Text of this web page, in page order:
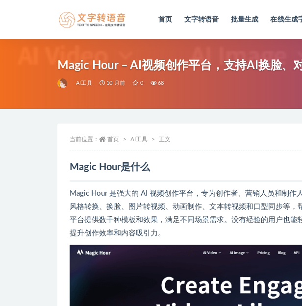
首页 文字转语音 批量生成 在线生成
Magic Hour – AI视频创作平台，支持AI换脸、
AI工具 10 月前 0 68
当前位置： 首页 AI工具 正文
Magic Hour是什么
Magic Hour 是强大的 AI 视频创作平台，专为创作者、营销人员和制作
风格转换、换脸、图片转视频、动画制作、文本转视频和口型同步等，
平台提供数千种模板和效果，满足不同场景需求。没有经验的用户也能
提升创作效率和内容吸引力。